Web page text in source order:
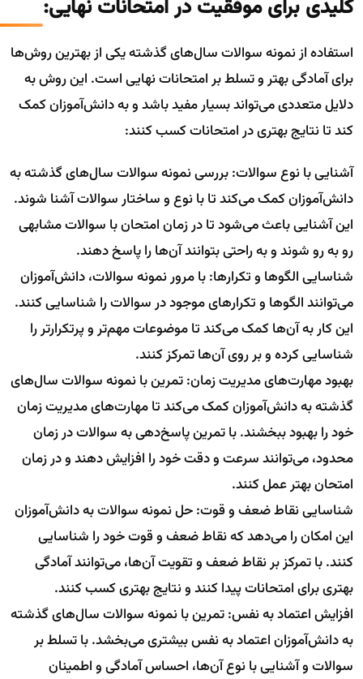
کلیدی برای موفقیت در امتحانات نهایی:
استفاده از نمونه سوالات سال‌های گذشته یکی از بهترین روش‌ها
برای آمادگی بهتر و تسلط بر امتحانات نهایی است. این روش به
دلایل متعددی می‌تواند بسیار مفید باشد و به دانش‌آموزان کمک
کند تا نتایج بهتری در امتحانات کسب کنند:
آشنایی با نوع سوالات: بررسی نمونه سوالات سال‌های گذشته به
دانش‌آموزان کمک می‌کند تا با نوع و ساختار سوالات آشنا شوند.
این آشنایی باعث می‌شود تا در زمان امتحان با سوالات مشابهی
رو به رو شوند و به راحتی بتوانند آن‌ها را پاسخ دهند.
شناسایی الگوها و تکرارها: با مرور نمونه سوالات، دانش‌آموزان
می‌توانند الگوها و تکرارهای موجود در سوالات را شناسایی کنند.
این کار به آن‌ها کمک می‌کند تا موضوعات مهم‌تر و پرتکرارتر را
شناسایی کرده و بر روی آن‌ها تمرکز کنند.
بهبود مهارت‌های مدیریت زمان: تمرین با نمونه سوالات سال‌های
گذشته به دانش‌آموزان کمک می‌کند تا مهارت‌های مدیریت زمان
خود را بهبود ببخشند. با تمرین پاسخ‌دهی به سوالات در زمان
محدود، می‌توانند سرعت و دقت خود را افزایش دهند و در زمان
امتحان بهتر عمل کنند.
شناسایی نقاط ضعف و قوت: حل نمونه سوالات به دانش‌آموزان
این امکان را می‌دهد که نقاط ضعف و قوت خود را شناسایی
کنند. با تمرکز بر نقاط ضعف و تقویت آن‌ها، می‌توانند آمادگی
بهتری برای امتحانات پیدا کنند و نتایج بهتری کسب کنند.
افزایش اعتماد به نفس: تمرین با نمونه سوالات سال‌های گذشته
به دانش‌آموزان اعتماد به نفس بیشتری می‌بخشد. با تسلط بر
سوالات و آشنایی با نوع آن‌ها، احساس آمادگی و اطمینان